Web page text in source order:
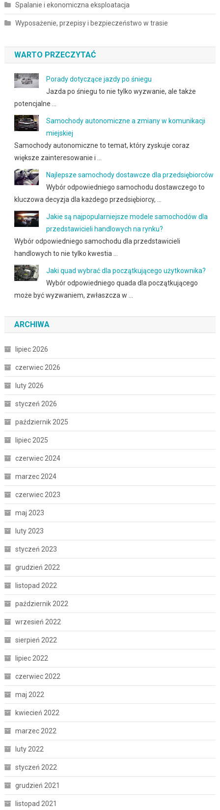
Spalanie i ekonomiczna eksploatacja
Wyposażenie, przepisy i bezpieczeństwo w trasie
WARTO PRZECZYTAĆ
Porady dotyczące jazdy po śniegu
Jazda po śniegu to nie tylko wyzwanie, ale także
potencjalne …
Samochody autonomiczne a zmiany w komunikacji
miejskiej
Samochody autonomiczne to temat, który zyskuje coraz
większe zainteresowanie i …
Najlepsze samochody dostawcze dla przedsiębiorców
Wybór odpowiedniego samochodu dostawczego to
kluczowa decyzja dla każdego przedsiębiorcy, …
Jakie są najpopularniejsze modele samochodów dla
przedstawicieli handlowych na rynku?
Wybór odpowiedniego samochodu dla przedstawicieli
handlowych to nie tylko kwestia …
Jaki quad wybrać dla początkującego użytkownika?
Wybór odpowiedniego quada dla początkującego
może być wyzwaniem, zwłaszcza w …
ARCHIWA
lipiec 2026
czerwiec 2026
luty 2026
styczeń 2026
październik 2025
lipiec 2025
czerwiec 2024
marzec 2024
czerwiec 2023
maj 2023
luty 2023
styczeń 2023
grudzień 2022
listopad 2022
październik 2022
wrzesień 2022
sierpień 2022
lipiec 2022
czerwiec 2022
maj 2022
kwiecień 2022
marzec 2022
luty 2022
styczeń 2022
grudzień 2021
listopad 2021